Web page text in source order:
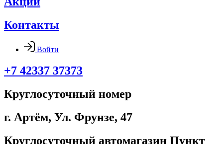
Контакты
Войти
+7 42337 37373
Круглосуточный номер
г. Артём, ​Ул. Фрунзе, 47
Круглосуточный автомагазин Пункт